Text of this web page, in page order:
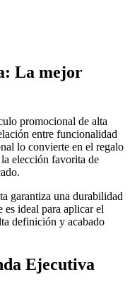
La mejor
promocional de alta
entre funcionalidad
lo convierte en el regalo
la elección favorita de
garantiza una durabilidad
es ideal para aplicar el
definición y acabado
Ejecutiva